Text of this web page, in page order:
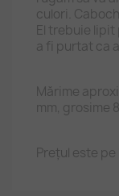
culori.
El trebuie
a fi purtat ca
Mărime
mm, grosime
Prețul este pe